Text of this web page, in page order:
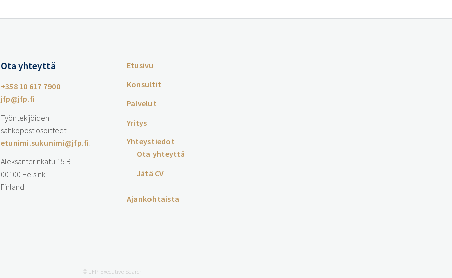
Ota yhteyttä
+358 10 617 7900
jfp@jfp.fi
Työntekijöiden
sähköpostiosoitteet:
etunimi.sukunimi@jfp.fi.
Aleksanterinkatu 15 B
00100 Helsinki
Finland
Etusivu
Konsultit
Palvelut
Yritys
Yhteystiedot
Ota yhteyttä
Jätä CV
Ajankohtaista
© JFP Executive Search